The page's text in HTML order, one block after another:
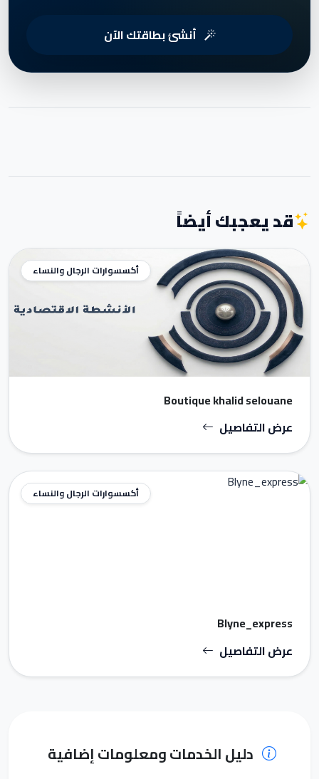
أنشئ بطاقتك الآن
قد يعجبك أيضاً
أكسسوارات الرجال والنساء
Boutique khalid selouane
عرض التفاصيل
أكسسوارات الرجال والنساء
Blyne_express
عرض التفاصيل
دليل الخدمات ومعلومات إضافية